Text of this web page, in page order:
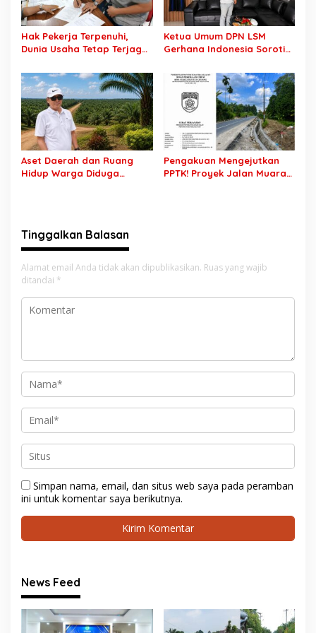
Hak Pekerja Terpenuhi,
Dunia Usaha Tetap Terjaga:
Ciptakan Harmoni
Hubungan Industrial
Ketua Umum DPN LSM
Gerhana Indonesia Soroti
Pedagang di Stasiun
Tigaraksa, Pertanyakan
Legal Standing Lahan
Aset Daerah dan Ruang
Hidup Warga Diduga
Pengakuan Mengejutkan
PPTK! Proyek Jalan Muara
Tinggalkan Balasan
Alamat email Anda tidak akan dipublikasikan. Ruas yang wajib
ditandai *
Simpan nama, email, dan situs web saya pada peramban
ini untuk komentar saya berikutnya.
News Feed